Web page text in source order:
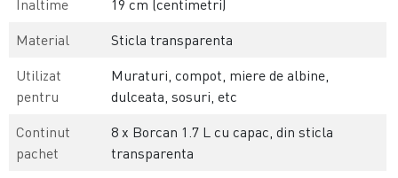
Inaltime
19 cm (centimetri)
Material
Sticla transparenta
Utilizat
pentru
Muraturi, compot, miere de albine,
dulceata, sosuri, etc
Continut
pachet
8 x Borcan 1.7 L cu capac, din sticla
transparenta